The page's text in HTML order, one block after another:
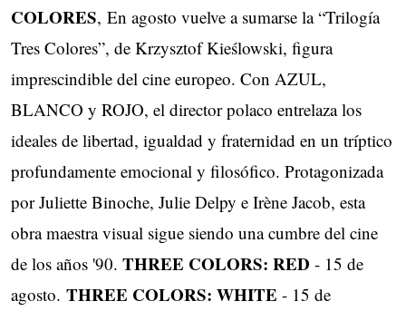
COLORES, En agosto vuelve a sumarse la “Trilogía
Tres Colores”, de Krzysztof Kieślowski, figura ​
imprescindible del cine europeo. Con AZUL,
BLANCO y ROJO, el director polaco entrelaza los
ideales de libertad, igualdad y fraternidad en un tríptico
profundamente emocional y filosófico. ​Protagonizada
por Juliette Binoche, Julie Delpy e Irène Jacob, esta
obra maestra visual sigue siendo ​una cumbre del cine
de los años '90. THREE COLORS: RED - 15 de
agosto. THREE COLORS: WHITE - 15 de